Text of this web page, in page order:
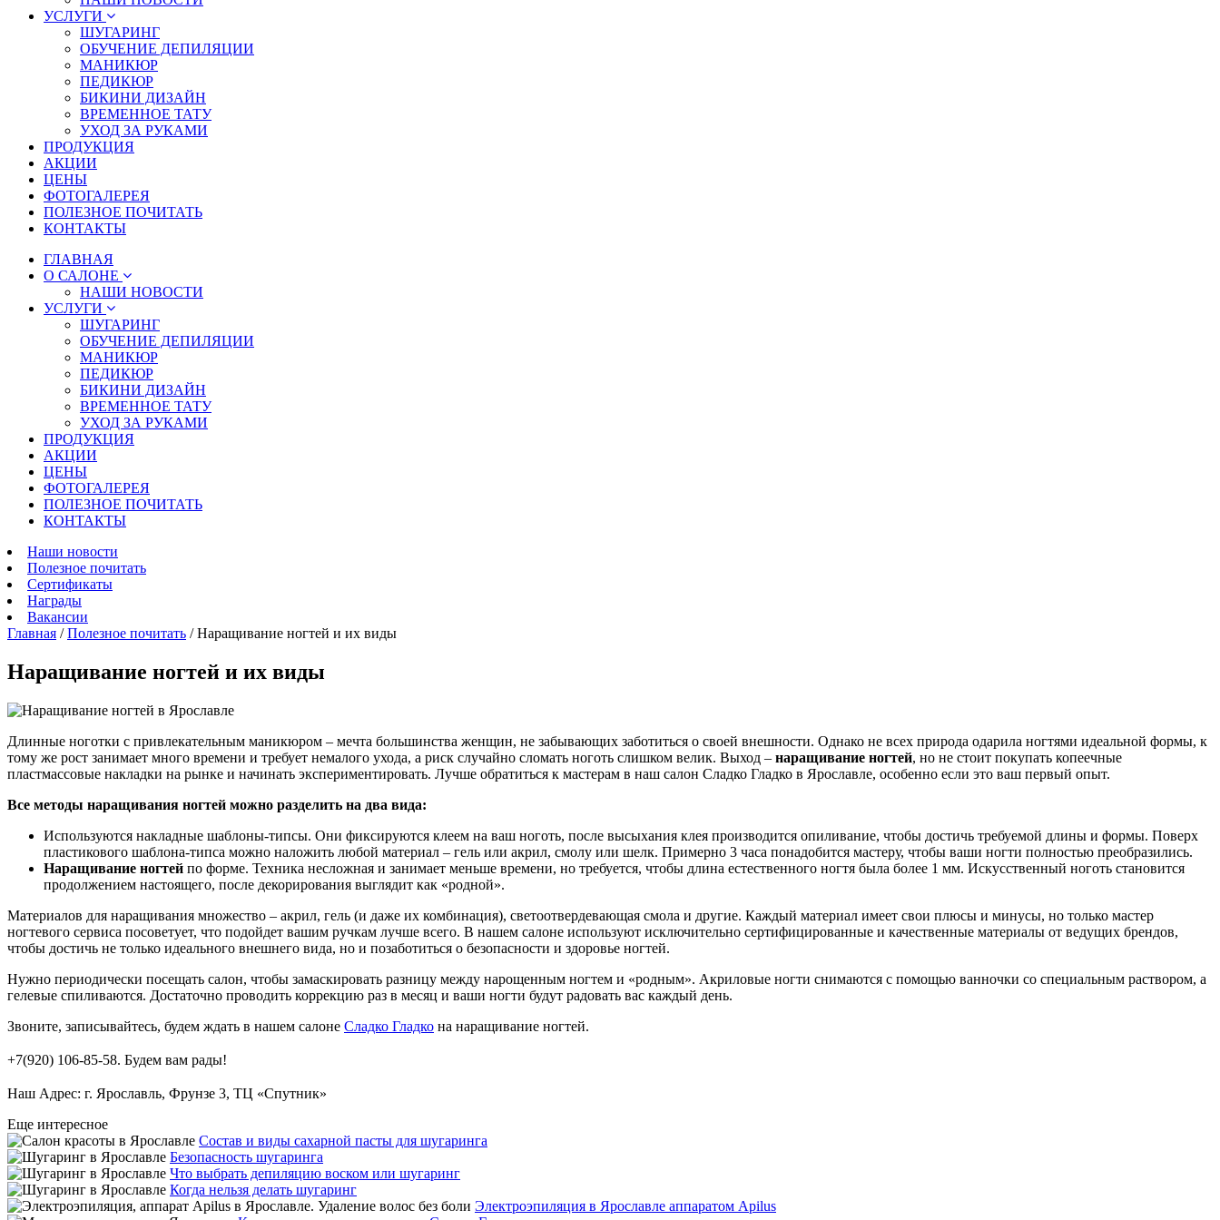
УСЛУГИ
ШУГАРИНГ
ОБУЧЕНИЕ ДЕПИЛЯЦИИ
МАНИКЮР
ПЕДИКЮР
БИКИНИ ДИЗАЙН
ВРЕМЕННОЕ ТАТУ
УХОД ЗА РУКАМИ
ПРОДУКЦИЯ
АКЦИИ
ЦЕНЫ
ФОТОГАЛЕРЕЯ
ПОЛЕЗНОЕ ПОЧИТАТЬ
КОНТАКТЫ
ГЛАВНАЯ
О САЛОНЕ
НАШИ НОВОСТИ
УСЛУГИ
ШУГАРИНГ
ОБУЧЕНИЕ ДЕПИЛЯЦИИ
МАНИКЮР
ПЕДИКЮР
БИКИНИ ДИЗАЙН
ВРЕМЕННОЕ ТАТУ
УХОД ЗА РУКАМИ
ПРОДУКЦИЯ
АКЦИИ
ЦЕНЫ
ФОТОГАЛЕРЕЯ
ПОЛЕЗНОЕ ПОЧИТАТЬ
КОНТАКТЫ
Наши новости
Полезное почитать
Сертификаты
Награды
Вакансии
Главная /Полезное почитать /Наращивание ногтей и их виды
Наращивание ногтей и их виды
Длинные ноготки с привлекательным маникюром – мечта большинства женщин, не забывающих заботиться о своей внешности. Однако не всех природа одарила ногтями идеальной формы, к
тому же рост занимает много времени и требует немалого ухода, а риск случайно сломать ноготь слишком велик. Выход – наращивание ногтей, но не стоит покупать копеечные
пластмассовые накладки на рынке и начинать экспериментировать. Лучше обратиться к мастерам в наш салон Сладко Гладко в Ярославле, особенно если это ваш первый опыт.
Все методы наращивания ногтей можно разделить на два вида:
Используются накладные шаблоны-типсы. Они фиксируются клеем на ваш ноготь, после высыхания клея производится опиливание, чтобы достичь требуемой длины и формы. Поверх
пластикового шаблона-типса можно наложить любой материал – гель или акрил, смолу или шелк. Примерно 3 часа понадобится мастеру, чтобы ваши ногти полностью преобразились.
Наращивание ногтей по форме. Техника несложная и занимает меньше времени, но требуется, чтобы длина естественного ногтя была более 1 мм. Искусственный ноготь становится
продолжением настоящего, после декорирования выглядит как «родной».
Материалов для наращивания множество – акрил, гель (и даже их комбинация), светоотвердевающая смола и другие. Каждый материал имеет свои плюсы и минусы, но только мастер
ногтевого сервиса посоветует, что подойдет вашим ручкам лучше всего. В нашем салоне используют исключительно сертифицированные и качественные материалы от ведущих брендов,
чтобы достичь не только идеального внешнего вида, но и позаботиться о безопасности и здоровье ногтей.
Нужно периодически посещать салон, чтобы замаскировать разницу между нарощенным ногтем и «родным». Акриловые ногти снимаются с помощью ванночки со специальным раствором, а
гелевые спиливаются. Достаточно проводить коррекцию раз в месяц и ваши ногти будут радовать вас каждый день.
Звоните, записывайтесь, будем ждать в нашем салоне Сладко Гладко на наращивание ногтей.
+7(920) 106-85-58. Будем вам рады!
Наш Адрес: г. Ярославль, Фрунзе 3, ТЦ «Спутник»
Еще интересное
Состав и виды сахарной пасты для шугаринга
Безопасность шугаринга
Что выбрать депиляцию воском или шугаринг
Когда нельзя делать шугаринг
Электроэпиляция в Ярославле аппаратом Аpilus